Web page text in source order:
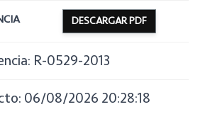
DESCARGAR PDF
R-0529-2013
06/08/2026 20:28:18